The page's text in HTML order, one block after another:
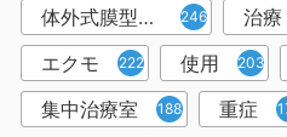
体外式膜型人工肺 246 治療
エクモ 222 使用 203
集中治療室 188 重症